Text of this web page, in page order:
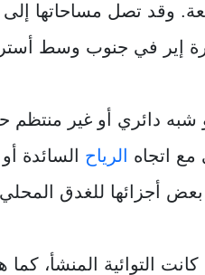
وقد تصل مساحاتها
إير في جنوب وسط
شبه دائري أو غير
اتجاه
الرياح السائدة
بعض أجزائها للغدق
التوائية المنشأ،